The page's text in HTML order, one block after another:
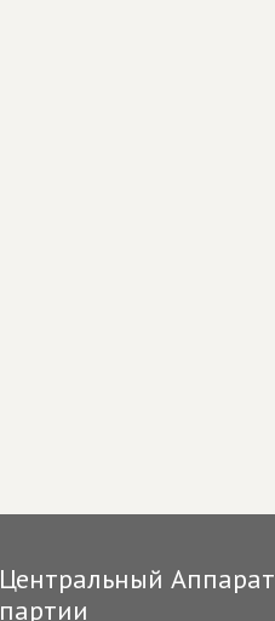
Центральный Аппарат
партии